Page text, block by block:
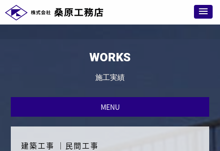
WORKS
施工実績
MENU
建築工事 ｜ 民間工事